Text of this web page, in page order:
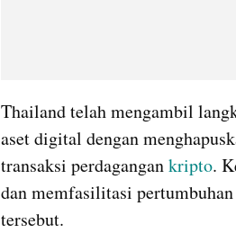
Thailand telah mengambil
aset digital dengan
transaksi perdagangan kripto.
dan memfasilitasi
tersebut.